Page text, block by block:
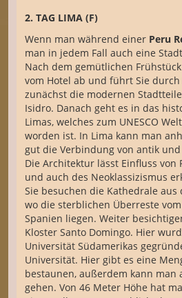
2. TAG LIMA (F)
Wenn man während einer Peru
man in jedem Fall auch eine
Nach dem gemütlichen
vom Hotel ab und führt Sie
zunächst die modernen
Isidro. Danach geht es in das
Limas, welches zum UNESCO
worden ist. In Lima kann man
gut die Verbindung von antik
Die Architektur lässt Einfluss von
und auch des Neoklassizismus
Sie besuchen die Kathedrale aus
wo die sterblichen Überreste
Spanien liegen. Weiter
Kloster Santo Domingo. Hier
Universität Südamerikas
Universität. Hier gibt es eine
bestaunen, außerdem kann man
gehen. Von 46 Meter Höhe hat